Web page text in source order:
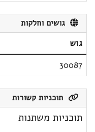
גושים וחלקות
גוש
30087
תוכניות קשורות
תוכניות משתנות